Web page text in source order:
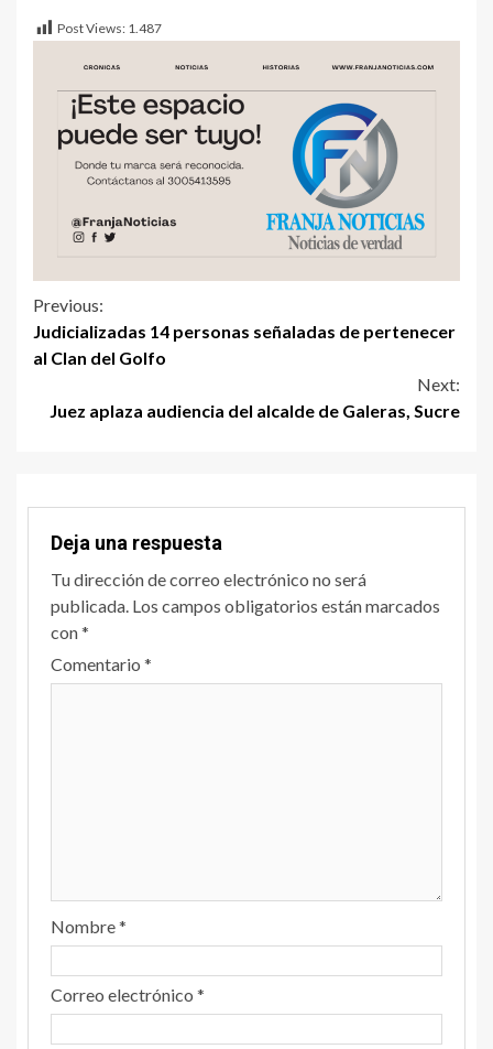
Post Views: 1.487
Previous:
Judicializadas 14 personas señaladas de pertenecer
al Clan del Golfo
Next:
Juez aplaza audiencia del alcalde de Galeras, Sucre
Deja una respuesta
Tu dirección de correo electrónico no será
publicada. Los campos obligatorios están marcados
con*
Comentario *
Nombre*
Correo electrónico *